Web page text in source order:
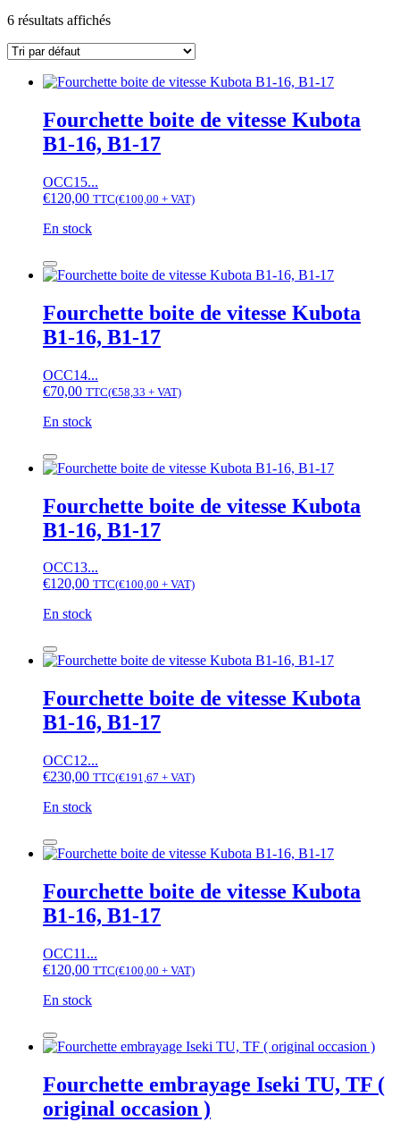
6 résultats affichés
Fourchette boite de vitesse Kubota
B1-16, B1-17
OCC15...
€120,00 TTC(€100,00 + VAT)
En stock
quantité
de
boite
de
vitesse
B1-
16,
B1-
17
Fourchette boite de vitesse Kubota
B1-16, B1-17
OCC14...
€70,00 TTC(€58,33 + VAT)
En stock
quantité
de
boite
de
vitesse
B1-
16,
17
Fourchette boite de vitesse Kubota
B1-16, B1-17
OCC13...
€120,00 TTC(€100,00 + VAT)
En stock
quantité
de
boite
de
vitesse
B1-
16,
B1-
17
Fourchette boite de vitesse Kubota
B1-16, B1-17
OCC12...
€230,00 TTC(€191,67 + VAT)
En stock
quantité
de
boite
de
vitesse
B1-
16,
B1-
17
Fourchette boite de vitesse Kubota
B1-16, B1-17
OCC11...
€120,00 TTC(€100,00 + VAT)
En stock
quantité
de
boite
de
vitesse
Fourchette embrayage Iseki TU, TF (
original occasion )